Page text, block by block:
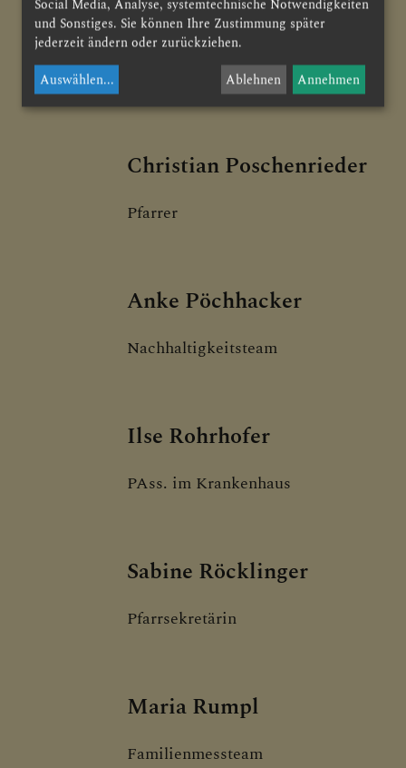
Franz Polzer
Christian Poschenrieder
Pfarrer
Anke Pöchhacker
Nachhaltigkeitsteam
Ilse Rohrhofer
PAss. im Krankenhaus
Sabine Röcklinger
Pfarrsekretärin
Maria Rumpl
Familienmessteam
Social Media, Analyse, systemtechnische Notwendigkeiten
und Sonstiges. Sie können Ihre Zustimmung später
jederzeit ändern oder zurückziehen.
Auswählen... Ablehnen Annehmen